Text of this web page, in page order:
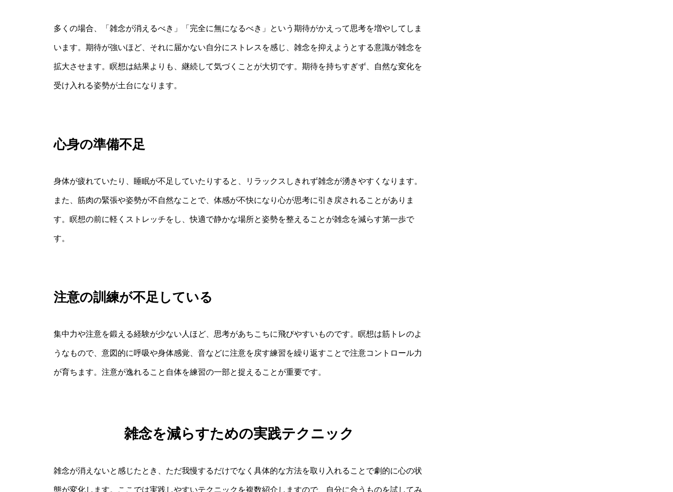
多くの場合、「雑念が消えるべき」「完全に無になるべき」という期待がかえって思考を増やしてしま
います。期待が強いほど、それに届かない自分にストレスを感じ、雑念を抑えようとする意識が雑念を
拡大させます。瞑想は結果よりも、継続して気づくことが大切です。期待を持ちすぎず、自然な変化を
受け入れる姿勢が土台になります。
心身の準備不足
身体が疲れていたり、睡眠が不足していたりすると、リラックスしきれず雑念が湧きやすくなります。
また、筋肉の緊張や姿勢が不自然なことで、体感が不快になり心が思考に引き戻されることがありま
す。瞑想の前に軽くストレッチをし、快適で静かな場所と姿勢を整えることが雑念を減らす第一歩で
す。
注意の訓練が不足している
集中力や注意を鍛える経験が少ない人ほど、思考があちこちに飛びやすいものです。瞑想は筋トレのよ
うなもので、意図的に呼吸や身体感覚、音などに注意を戻す練習を繰り返すことで注意コントロール力
が育ちます。注意が逸れること自体を練習の一部と捉えることが重要です。
雑念を減らすための実践テクニック
雑念が消えないと感じたとき、ただ我慢するだけでなく具体的な方法を取り入れることで劇的に心の状
態が変化します。ここでは実践しやすいテクニックを複数紹介しますので、自分に合うものを試してみ